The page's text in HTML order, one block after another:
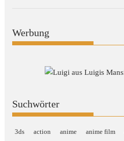
Werbung
Suchwörter
3ds action anime anime film